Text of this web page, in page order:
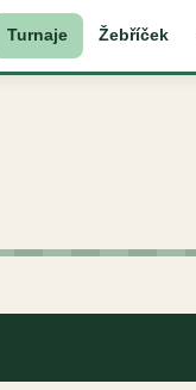
Turnaje Žebříček